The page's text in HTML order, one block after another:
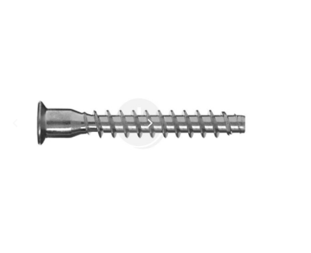
Poprzedni Następny
keyboard_arrow_right